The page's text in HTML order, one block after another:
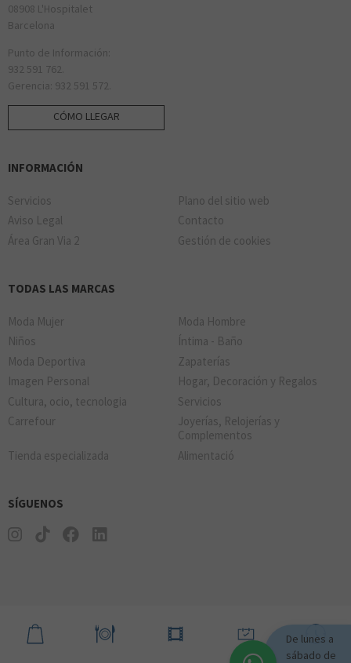
08908 L'Hospitalet
Barcelona
Punto de Información:
932 591 762.
Gerencia: 932 591 572.
CÓMO LLEGAR
INFORMACIÓN
Servicios
Plano del sitio web
Aviso Legal
Contacto
Área Gran Via 2
Gestión de cookies
TODAS LAS MARCAS
Moda Mujer
Moda Hombre
Niños
Íntima - Baño
Moda Deportiva
Zapaterías
Imagen Personal
Hogar, Decoración y Regalos
Cultura, ocio, tecnologia
Servicios
Carrefour
Joyerías, Relojerías y
Complementos
Tienda especializada
Alimentació
SÍGUENOS
De lunes a
sábado de